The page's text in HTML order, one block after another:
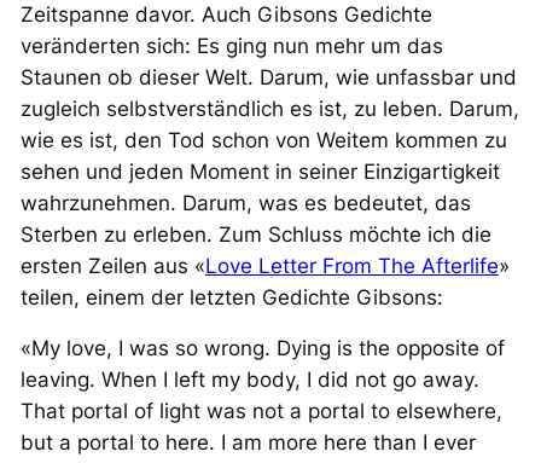
Zeitspanne davor. Auch Gibsons Gedichte
veränderten sich: Es ging nun mehr um das
Staunen ob dieser Welt. Darum, wie unfassbar und
zugleich selbstverständlich es ist, zu leben. Darum,
wie es ist, den Tod schon von Weitem kommen zu
sehen und jeden Moment in seiner Einzigartigkeit
wahrzunehmen. Darum, was es bedeutet, das
Sterben zu erleben. Zum Schluss möchte ich die
ersten Zeilen aus «Love Letter From The Afterlife»
teilen, einem der letzten Gedichte Gibsons:
«My love, I was so wrong. Dying is the opposite of
leaving. When I left my body, I did not go away.
That portal of light was not a portal to elsewhere,
but a portal to here. I am more here than I ever